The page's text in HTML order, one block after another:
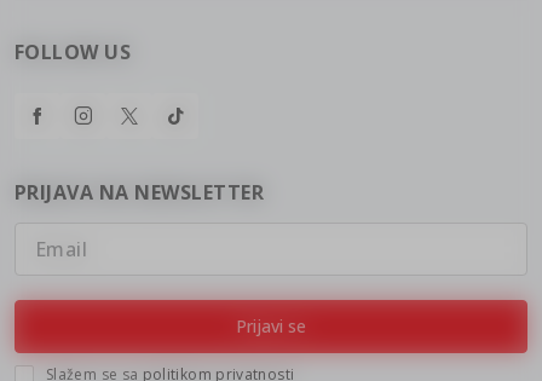
FOLLOW US
PRIJAVA NA NEWSLETTER
Email
Prijavi se
Slažem se sa politikom privatnosti